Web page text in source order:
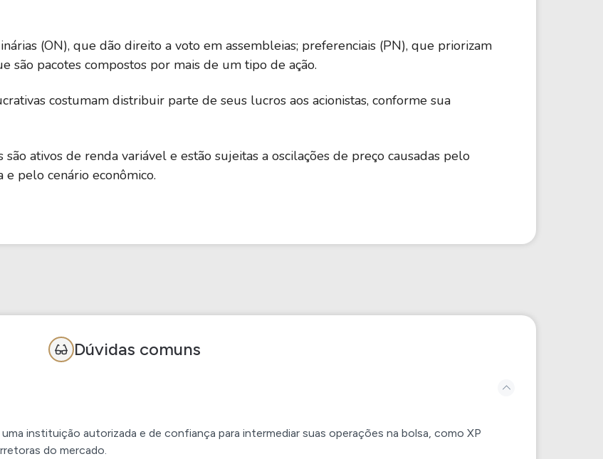
(ON), que dão direito a voto em assembleias; preferenciais (PN), que priorizam
são pacotes compostos por mais de um tipo de ação.
costumam distribuir parte de seus lucros aos acionistas, conforme sua
são ativos de renda variável e estão sujeitas a oscilações de preço causadas pelo
pelo cenário econômico.
Dúvidas comuns
instituição autorizada e de confiança para intermediar suas operações na bolsa, como XP
do mercado.